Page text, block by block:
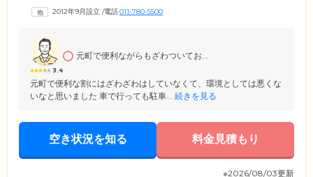
「過ごしやすさ」に配慮したつくりになっています。杖や車いすをご利
2012年9月設立 /電話011-780-5500
3.4
元町で便利ながらもざわついてお...
元町で便利な割にはざわざわはしていなくて、環境としては悪くな
いなと思いました 車で行っても駐車... 続きを見る
空き状況を知る 料金見積もり
※2026/08/03更新